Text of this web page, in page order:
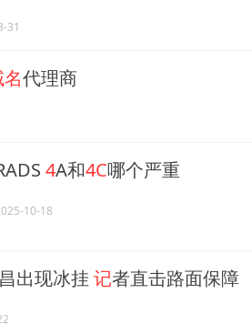
31
代理商
4A和4C哪个严重
10-18
出现冰挂 记者直击路面保障